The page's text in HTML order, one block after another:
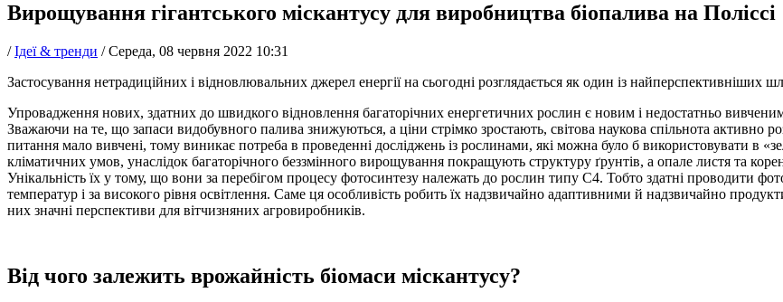
Вирощування гігантського міскантусу для виробництва біопалива на Поліссі
/ Ідеї & тренди /Середа, 08 червня 2022 10:31
Застосування нетрадиційних і відновлювальних джерел енергії на сьогодні розглядається як один із найперспективніших
Упровадження нових, здатних до швидкого відновлення багаторічних енергетичних рослин є новим і недостатньо
Зважаючи на те, що запаси видобувного палива знижуються, а ціни стрімко зростають, світова наукова спільнота активно
питання мало вивчені, тому виникає потреба в проведенні досліджень із рослинами, які можна було б використовувати в
кліматичних умов, унаслідок багаторічного беззмінного вирощування покращують структуру ґрунтів, а опале листя та
Унікальність їх у тому, що вони за перебігом процесу фотосинтезу належать до рослин типу С4. Тобто здатні проводити
температур і за високого рівня освітлення. Саме ця особливість робить їх надзвичайно адаптивними й надзвичайно
них значні перспективи для вітчизняних агровиробників.
Від чого залежить врожайність біомаси міскантусу?